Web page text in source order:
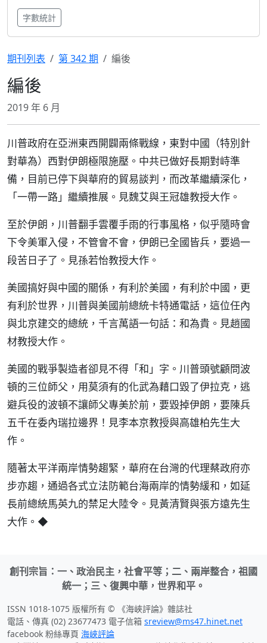
字數統計
期刊列表 第 342 期 編後
編後
2019 年 6 月
川普政府在亞洲東西開闢兩條戰線，東對中國（特別針
對華為）西對伊朗極限施壓。中共已做好長期對峙準
備，目前已停下與華府的貿易談判，而改革繼續深化，
「一帶一路」繼續推展。見魏艾與王冠雄教授大作。
至於伊朗，川普翻手雲覆手雨的行事風格，似乎隨時會
下令美軍入侵，不管會不會，伊朗已全國皆兵，要過一
段苦日子了。見孫若怡教授大作。
美國搞好與中國的關係，有利於美國，有利於中國，更
有利於世界，川普與美國前總統卡特通電話，這位任內
與北京建交的總統，千言萬語一句話：和為貴。見趙國
材教授大作。
美國的戰爭製造者卻見不得「和」字。川普頭號顧問波
頓的三位師父，用莫須有的化武為藉口毀了伊拉克，逃
避兵役的波頓不讓師父專美於前，要毀掉伊朗，要陳兵
五千在委內瑞拉邊界！見李本京教授與高雄柏先生大
作。
隨著太平洋兩岸情勢趨緊，華府在台灣的代理蔡政府亦
步亦趨，通過各式立法防範台海兩岸的情勢緩和，如延
長前總統馬英九的禁足大陸令。見黃清賢與張方遠先生
大作。◆
創刊宗旨：一、政治民主，社會平等；二、兩岸整合，祖國
統一；三、復興中華，世界和平。
ISSN 1018-1075 版權所有 © 《海峽評論》雜誌社
電話、傳真 (02) 23677473 電子信箱 sreview@ms47.hinet.net
facebook 粉絲專頁 海峽評論